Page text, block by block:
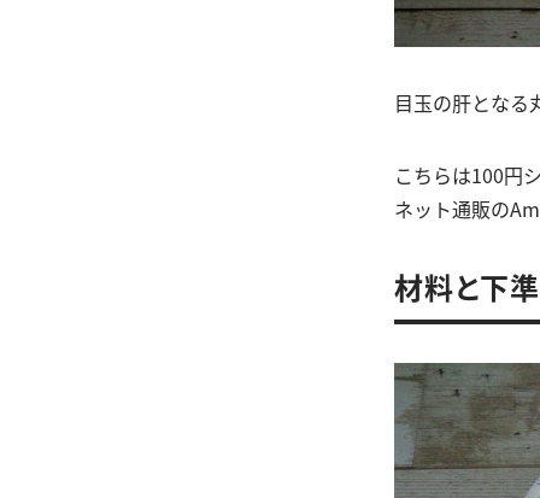
目玉の肝となる
こちらは100円
ネット通販の
材料と下